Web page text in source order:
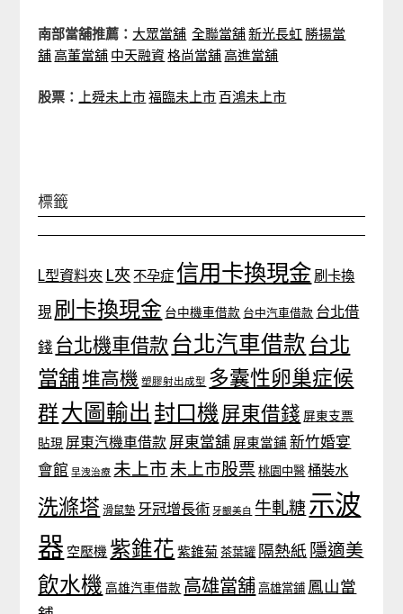
南部當舖推薦： 大眾當舖 全聯當舖新光長虹 勝揚當
舖高董當舖 中天融資格尚當舖高進當舖
股票： 上舜未上市福臨未上市 百鴻未上市
標籤
L型資料夾 L夾 不孕症 信用卡換現金 刷卡換
現 刷卡換現金 台中機車借款 台中汽車借款 台北借
錢 台北機車借款 台北汽車借款 台北
當舖堆高機 塑膠射出成型 多囊性卵巢症候
群大圖輸出 封口機 屏東借錢 屏東支票
貼現 屏東汽機車借款 屏東當舖 屏東當鋪 新竹婚宴
會館 早洩治療 未上市 未上市股票 桃園中醫 桶裝水
洗滌塔 滑鼠墊 牙冠增長術 牙齦美白 牛軋糖示波
器 空壓機 紫錐花 紫錐菊 茶葉罐 隔熱紙 隱適美
飲水機 高雄汽車借款 高雄當舖 高雄當鋪 鳳山當